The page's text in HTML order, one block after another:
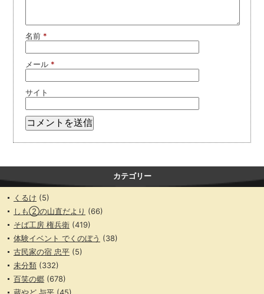
カテゴリー
くるけ (5)
しも②の山直だより (66)
そば工房 権兵衛 (419)
体験イベント でくのぼう (38)
古民家の宿 忠平 (5)
未分類 (332)
百笑の郷 (678)
蔵やど 与平 (45)
名前 *
メール *
サイト